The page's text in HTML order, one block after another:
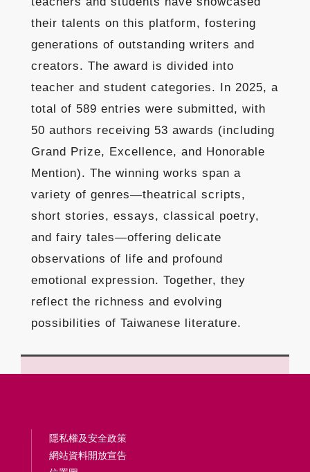
their talents on this platform, fostering
generations of outstanding writers and
creators. The award is divided into
teacher and student categories. In 2025, a
total of 589 entries were submitted, with
50 authors receiving 53 awards (including
Grand Prize, Excellence, and Honorable
Mention). The winning works span a
variety of genres—theatrical scripts,
short stories, essays, classical poetry,
and fairy tales—offering delicate
observations of life and profound
emotional expression. Together, they
reflect the richness and evolving
possibilities of Taiwanese literature.
隱私權及安全政策
網站資料開放宣告